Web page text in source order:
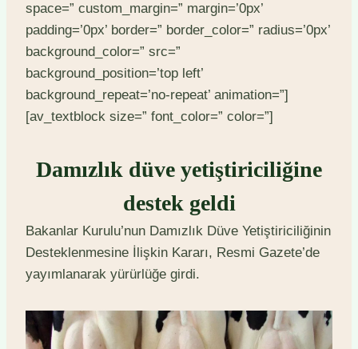
space=” custom_margin=” margin=’0px’
padding=’0px’ border=” border_color=” radius=’0px’
background_color=” src=”
background_position=’top left’
background_repeat=’no-repeat’ animation=”]
[av_textblock size=” font_color=” color=”]
Damızlık düve yetiştiriciliğine
destek geldi
Bakanlar Kurulu’nun Damızlık Düve Yetiştiriciliğinin
Desteklenmesine İlişkin Kararı, Resmi Gazete’de
yayımlanarak yürürlüğe girdi.